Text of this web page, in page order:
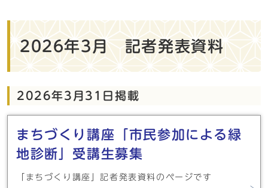
2026年3月 記者発表資料
メインメニュー
2026年3月31日掲載
まちづくり講座「市民参加による緑
地診断」受講生募集
「まちづくり講座」記者発表資料のページです